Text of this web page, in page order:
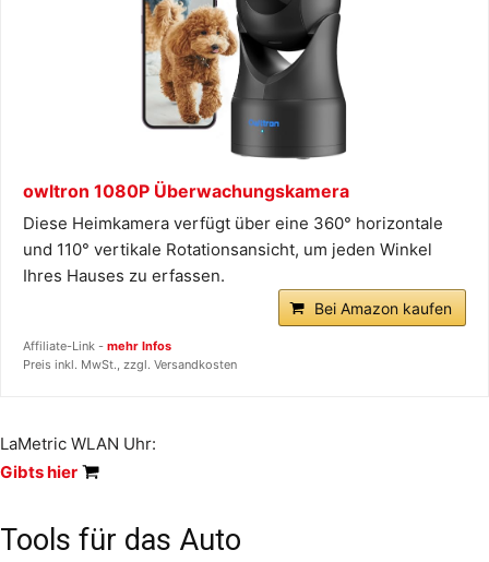
owltron 1080P Überwachungskamera
Diese Heimkamera verfügt über eine 360° horizontale
und 110° vertikale Rotationsansicht, um jeden Winkel
Ihres Hauses zu erfassen.
Bei Amazon kaufen
Affiliate-Link - mehr Infos
Preis inkl. MwSt., zzgl. Versandkosten
LaMetric WLAN Uhr:
Gibts hier
Tools für das Auto